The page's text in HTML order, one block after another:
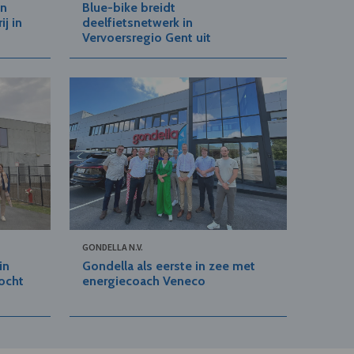
in
Blue-bike breidt
deelfietsnetwerk in
Vervoersregio Gent uit
GONDELLA N.V.
Gondella als eerste in zee met
energiecoach Veneco